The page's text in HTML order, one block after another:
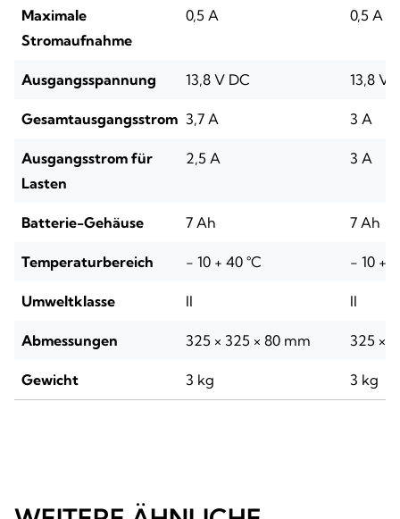
Maximale
Stromaufnahme
0,5 A 0,5 A
Ausgangsspannung 13,8 V DC 13,8 V
Gesamtausgangsstrom 3,7 A 3 A
Ausgangsstrom für
Lasten
2,5 A 3 A
Batterie-Gehäuse 7 Ah 7 Ah
Temperaturbereich - 10 + 40 °C - 10 +
Umweltklasse II II
Abmessungen 325 × 325 × 80 mm 325 ×
Gewicht 3 kg 3 kg